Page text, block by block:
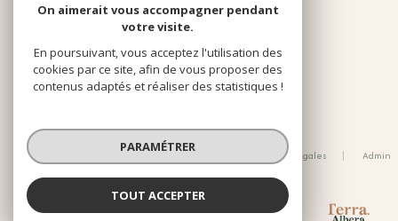
TERRA ALBERA
© 2026 | Tous droits réservés
Nos partenaires Mentions légales
Admin
On aimerait vous accompagner pendant
votre visite.
En poursuivant, vous acceptez l'utilisation des
cookies par ce site, afin de vous proposer des
contenus adaptés et réaliser des statistiques !
PARAMÉTRER
TOUT ACCEPTER